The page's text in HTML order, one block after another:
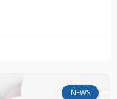
NEWS